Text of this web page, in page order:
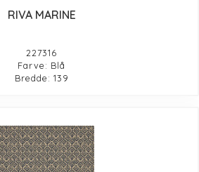
RIVA MARINE
227316
Farve: Blå
Bredde: 139